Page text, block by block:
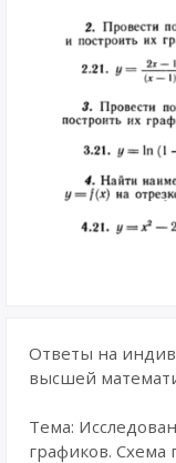
Ответы на
высшей
Тема:
графиков. Схема